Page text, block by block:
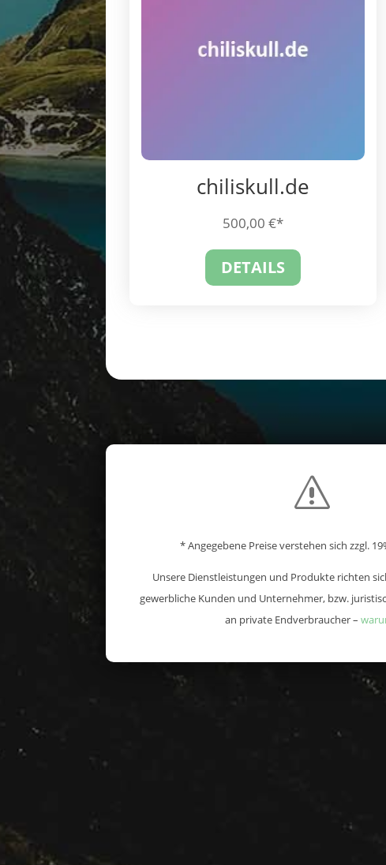
chiliskull.de
500,00 €
DETAILS
s
* Angegebene Preise verstehen sich zzgl.
Unsere Dienstleistungen und Produkte richten
gewerbliche Kunden und Unternehmer, bzw.
an private Endverbraucher –